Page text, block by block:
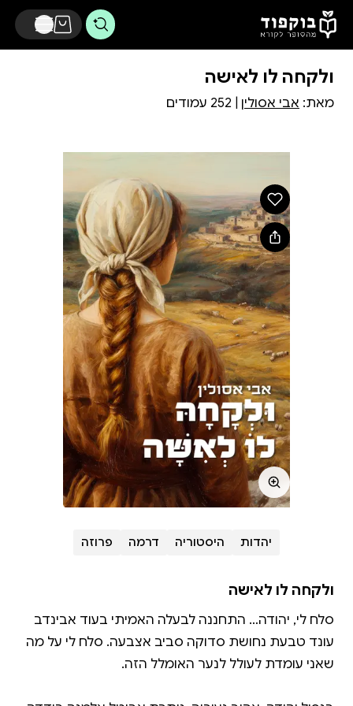
דלג לתוכן הראשי
ולקחה לו לאישה
מאת: אבי אסולין
יהדות היסטוריה דרמה פרוזה
ולקחה לו לאישה
סלח לי, יהודה… התחננה לבעלה האמיתי בעוד אבינדב